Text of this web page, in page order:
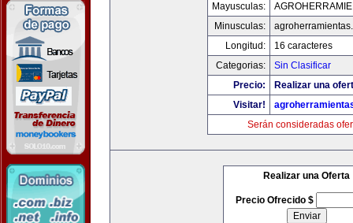
Mayusculas:
Minusculas:
Longitud:
16 caracteres
Categorias:
Sin Clasificar
Precio:
Realizar una
Visitar!
Serán consideradas
Realizar una Oferta
Precio Ofrecido $